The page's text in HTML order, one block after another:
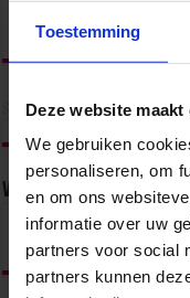
Toestemming
Deze website
We gebruiken
personaliseren, om
en om ons
informatie over uw
partners voor social
partners kunnen
Volg ons via